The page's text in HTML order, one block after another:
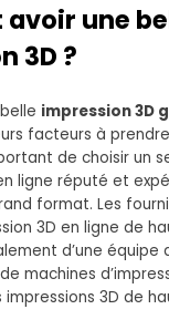
une
3D ?
impression 3D
facteurs à
de choisir un
ligne réputé et
format. Les
3D en ligne de
d’une équipe
machines
3D de